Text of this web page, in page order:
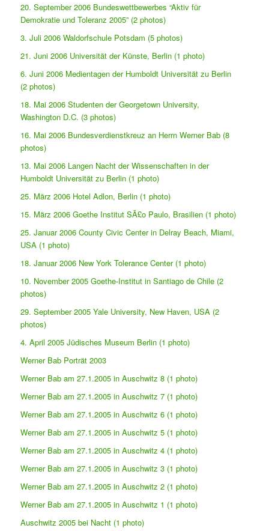
20. September 2006 Bundeswettbewerbes “Aktiv für
Demokratie und Toleranz 2005” (2 photos)
3. Juli 2006 Waldorfschule Potsdam (5 photos)
21. Juni 2006 Universität der Künste, Berlin (1 photo)
6. Juni 2006 Medientagen der Humboldt Universität zu Berlin
(2 photos)
18. Mai 2006 Studenten der Georgetown University,
Washington D.C. (3 photos)
16. Mai 2006 Bundesverdienstkreuz an Herrn Werner Bab (8
photos)
13. Mai 2006 Langen Nacht der Wissenschaften in der
Humboldt Universität zu Berlin (1 photo)
25. März 2006 Hotel Adlon, Berlin (1 photo)
15. März 2006 Goethe Institut SÃ£o Paulo, Brasilien (1 photo)
25. Januar 2006 County Civic Center in Delray Beach, Miami,
USA (1 photo)
18. Januar 2006 New York Tolerance Center (1 photo)
10. November 2005 Goethe-Institut in Santiago de Chile (2
photos)
29. September 2005 Yale University, New Haven, USA (2
photos)
4. April 2005 Jüdisches Museum Berlin (1 photo)
Werner Bab Porträt 2003
Werner Bab am 27.1.2005 in Auschwitz 8 (1 photo)
Werner Bab am 27.1.2005 in Auschwitz 7 (1 photo)
Werner Bab am 27.1.2005 in Auschwitz 6 (1 photo)
Werner Bab am 27.1.2005 in Auschwitz 5 (1 photo)
Werner Bab am 27.1.2005 in Auschwitz 4 (1 photo)
Werner Bab am 27.1.2005 in Auschwitz 3 (1 photo)
Werner Bab am 27.1.2005 in Auschwitz 2 (1 photo)
Werner Bab am 27.1.2005 in Auschwitz 1 (1 photo)
Auschwitz 2005 bei Nacht (1 photo)